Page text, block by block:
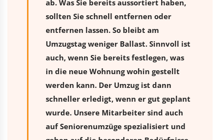
ab. Was Sie bereits aussortiert haben,
sollten Sie schnell entfernen oder
entfernen lassen. So bleibt am
Umzugstag weniger Ballast. Sinnvoll ist
auch, wenn Sie bereits festlegen, was
in die neue Wohnung wohin gestellt
werden kann. Der Umzug ist dann
schneller erledigt, wenn er gut geplant
wurde. Unsere Mitarbeiter sind auch
auf Seniorenumzüge spezialisiert und